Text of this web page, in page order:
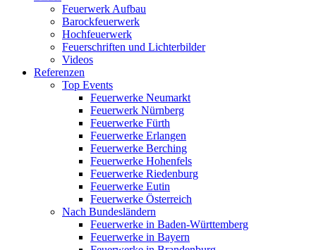
Feuerwerk Aufbau
Barockfeuerwerk
Hochfeuerwerk
Feuerschriften und Lichterbilder
Videos
Referenzen
Top Events
Feuerwerke Neumarkt
Feuerwerk Nürnberg
Feuerwerke Fürth
Feuerwerke Erlangen
Feuerwerke Berching
Feuerwerke Hohenfels
Feuerwerke Riedenburg
Feuerwerke Eutin
Feuerwerke Österreich
Nach Bundesländern
Feuerwerke in Baden-Württemberg
Feuerwerke in Bayern